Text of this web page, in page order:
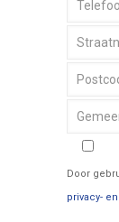
Door
privacy-